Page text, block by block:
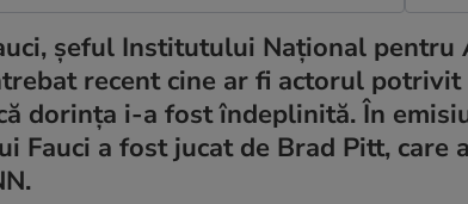
șeful Institutului Național
recent cine ar fi actorul
dorința i-a fost îndeplinită. În
Fauci a fost jucat de Brad Pitt, care